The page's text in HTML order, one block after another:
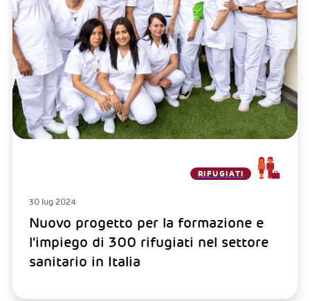
RIFUGIATI
30 lug 2024
Nuovo progetto per la formazione e
l'impiego di 300 rifugiati nel settore
sanitario in Italia